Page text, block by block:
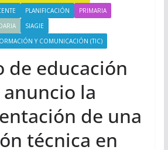
PLANIFICACIÓN
PRIMARIA
SIAGIE
Y COMUNICACIÓN (TIC)
de educación
la
de una
técnica en